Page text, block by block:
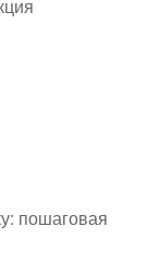
пошаговая